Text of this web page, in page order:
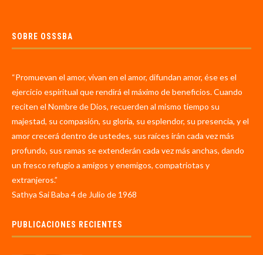
SOBRE OSSSBA
“Promuevan el amor, vivan en el amor, difundan amor, ése es el
ejercicio espiritual que rendirá el máximo de beneficios. Cuando
reciten el Nombre de Dios, recuerden al mismo tiempo su
majestad, su compasión, su gloria, su esplendor, su presencia, y el
amor crecerá dentro de ustedes, sus raíces irán cada vez más
profundo, sus ramas se extenderán cada vez más anchas, dando
un fresco refugio a amigos y enemigos, compatriotas y
extranjeros.”
Sathya Sai Baba 4 de Julio de 1968
PUBLICACIONES RECIENTES